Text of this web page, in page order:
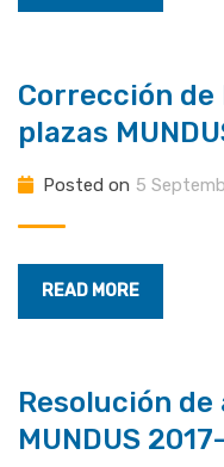
Corrección
plazas
Posted on 5
READ MORE
Resolución
MUNDUS